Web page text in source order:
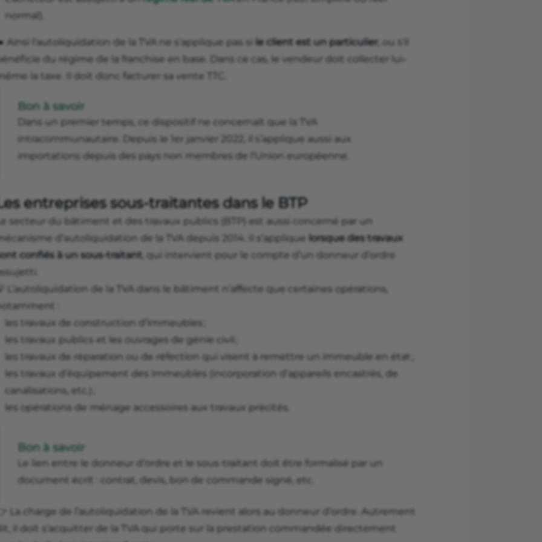
normal).
Ainsi l’autoliquidation de la TVA ne s’applique pas si le client est un particulier , ou s’il
du régime de la franchise en base. Dans ce cas, le vendeur doit collecter lui-
la taxe. Il doit donc facturer sa vente TTC.
Bon à savoir
Dans un premier temps, ce dispositif ne concernait que la TVA
intracommunautaire. Depuis le 1er janvier 2022, il s’applique aussi aux
importations depuis des pays non membres de l’Union européenne.
entreprises sous-traitantes dans le BTP
secteur du bâtiment et des travaux publics (BTP) est aussi concerné par un
d’autoliquidation de la TVA depuis 2014. Il s’applique lorsque des travaux
confiés à un sous-traitant , qui intervient pour le compte d’un donneur d’ordre
L’autoliquidation de la TVA dans le bâtiment n’affecte que certaines opérations,
:
les travaux de construction d’immeubles ;
les travaux publics et les ouvrages de génie civil ;
les travaux de réparation ou de réfection qui visent à remettre un immeuble en état ;
les travaux d’équipement des immeubles (incorporation d’appareils encastrés, de
canalisations, etc.) ;
les opérations de ménage accessoires aux travaux précités.
Bon à savoir
Le lien entre le donneur d’ordre et le sous-traitant doit être formalisé par un
document écrit : contrat, devis, bon de commande signé, etc.
La charge de l’autoliquidation de la TVA revient alors au donneur d’ordre. Autrement
il doit s’acquitter de la TVA qui porte sur la prestation commandée directement